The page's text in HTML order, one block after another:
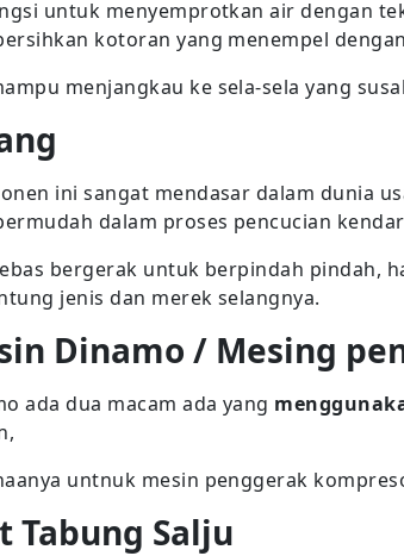
untuk menyemprotkan air dengan
kotoran yang menempel
menjangkau ke sela-sela yang
ini sangat mendasar dalam dunia
dalam proses pencucian
bergerak untuk berpindah pindah,
jenis dan merek selangnya.
Dinamo / Mesing
ada dua macam ada yang
untnuk mesin penggerak
Tabung Salju